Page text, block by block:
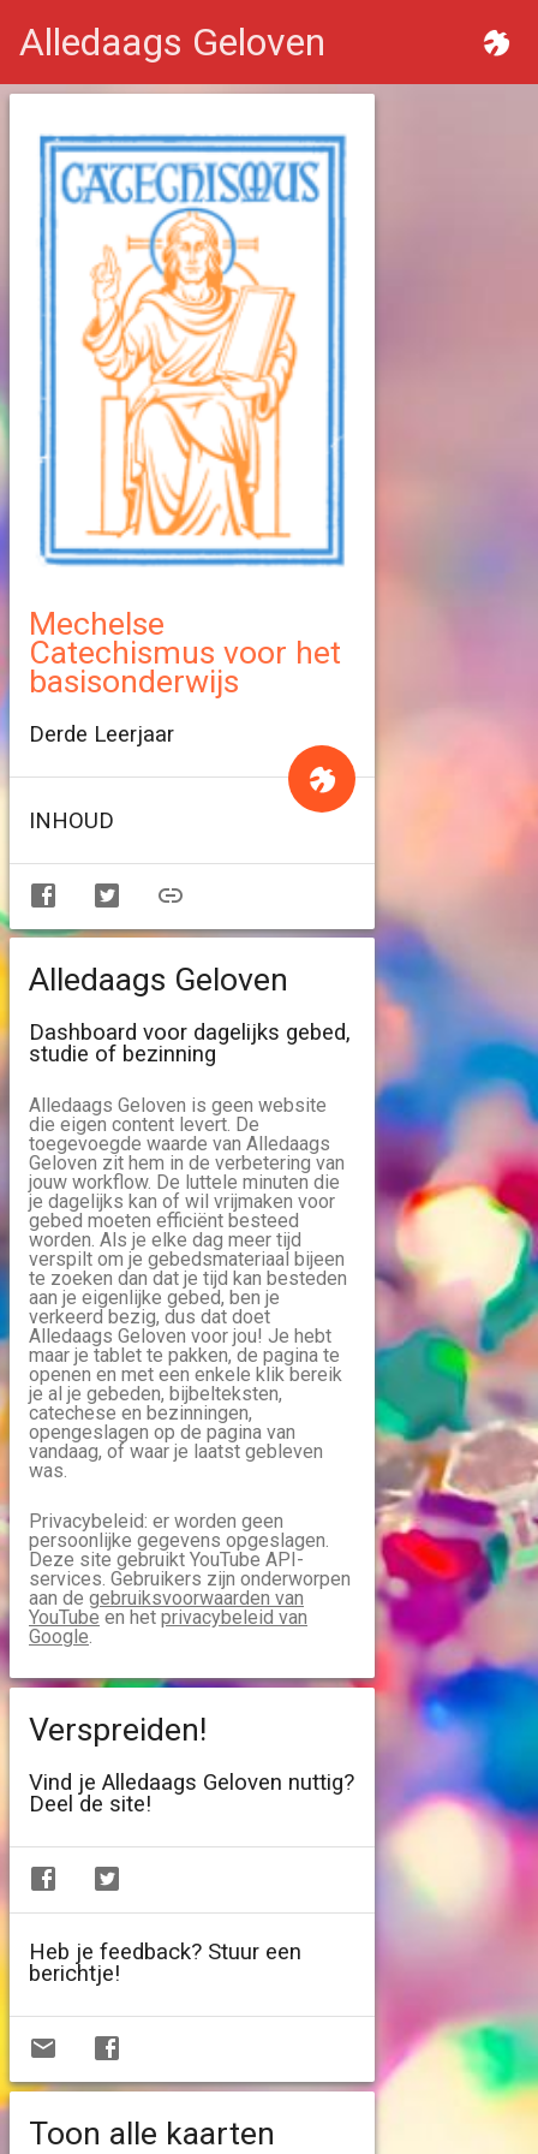
Alledaags Geloven
Mechelse
Catechismus voor het
basisonderwijs
Derde Leerjaar
INHOUD
Alledaags Geloven
Dashboard voor dagelijks gebed,
studie of bezinning
Alledaags Geloven is geen website
die eigen content levert. De
toegevoegde waarde van Alledaags
Geloven zit hem in de verbetering van
jouw workflow. De luttele minuten die
je dagelijks kan of wil vrijmaken voor
gebed moeten efficiënt besteed
worden. Als je elke dag meer tijd
verspilt om je gebedsmateriaal bijeen
te zoeken dan dat je tijd kan besteden
aan je eigenlijke gebed, ben je
verkeerd bezig, dus dat doet
Alledaags Geloven voor jou! Je hebt
maar je tablet te pakken, de pagina te
openen en met een enkele klik bereik
je al je gebeden, bijbelteksten,
catechese en bezinningen,
opengeslagen op de pagina van
vandaag, of waar je laatst gebleven
was.
Privacybeleid: er worden geen
persoonlijke gegevens opgeslagen.
Deze site gebruikt YouTube API-
services. Gebruikers zijn onderworpen
aan de gebruiksvoorwaarden van
YouTube en het privacybeleid van
Google.
Verspreiden!
Vind je Alledaags Geloven nuttig?
Deel de site!
Heb je feedback? Stuur een
berichtje!
Toon alle kaarten